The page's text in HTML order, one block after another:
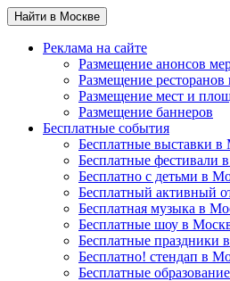
Найти в Москве
Реклама на сайте
Размещение анонсов
Размещение ресторанов
Размещение мест и
Размещение баннеров
Бесплатные события
Бесплатные выставки в
Бесплатные фестивали
Бесплатно с детьми в
Бесплатный активный
Бесплатная музыка в
Бесплатные шоу в
Бесплатные праздники
Бесплатно! стендап в
Бесплатные